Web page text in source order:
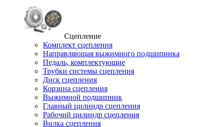
Сцепление
Комплект сцепления
Направляющая выжимного подшипника
Педаль, комплектующие
Трубки системы сцепления
Диск сцепления
Корзина сцепления
Выжимной подшипник
Главный цилиндр сцепления
Рабочий цилиндр сцепления
Вилка сцепления